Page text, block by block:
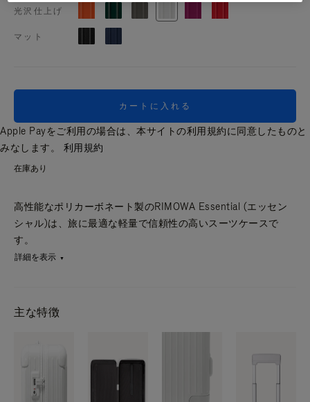
光沢仕上げ
マット
カートに入れる
Apple Payをご利用の場合は、本サイトの利用規約に同意したものと
みなします。 利用規約
在庫あり
高性能なポリカーボネート製のRIMOWA Essential (エッセン
シャル)は、旅に最適な軽量で信頼性の高いスーツケースで
す。
詳細を表示
主な特徴